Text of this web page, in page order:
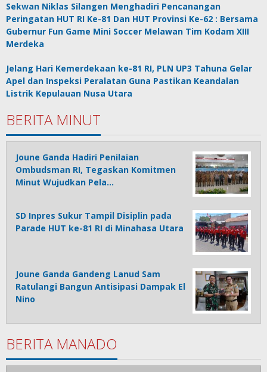
Sekwan Niklas Silangen Menghadiri Pencanangan
Peringatan HUT RI Ke-81 Dan HUT Provinsi Ke-62 : Bersama
Gubernur Fun Game Mini Soccer Melawan Tim Kodam XIII
Merdeka
Jelang Hari Kemerdekaan ke-81 RI, PLN UP3 Tahuna Gelar
Apel dan Inspeksi Peralatan Guna Pastikan Keandalan
Listrik Kepulauan Nusa Utara
BERITA MINUT
Joune Ganda Hadiri Penilaian
Ombudsman RI, Tegaskan Komitmen
Minut Wujudkan Pela…
SD Inpres Sukur Tampil Disiplin pada
Parade HUT ke-81 RI di Minahasa Utara
Joune Ganda Gandeng Lanud Sam
Ratulangi Bangun Antisipasi Dampak El
Nino
BERITA MANADO